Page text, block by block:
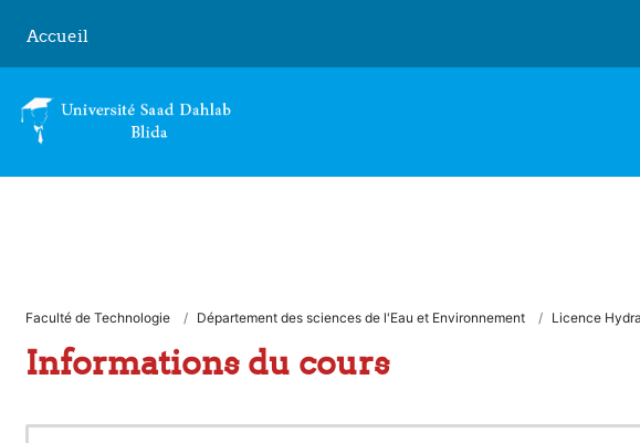
Accueil
Faculté de Technologie Département des sciences de l'Eau et Environnement Licence
Informations du cours